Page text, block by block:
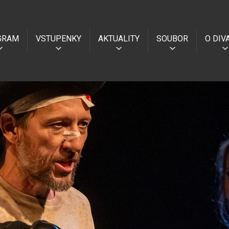
VSTUPENKY AKTUALITY SOUBOR O